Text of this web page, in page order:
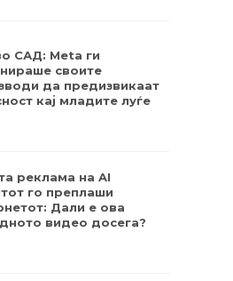
САД: Meta ги
своите
да предизвикаат
кај младите луѓе
реклама на AI
го преплаши
Дали е ова
видео досега?